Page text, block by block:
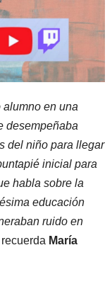
alumno en una
desempeñaba
del niño para llegar
inicial para
habla sobre la
educación
ruido en
recuerda María